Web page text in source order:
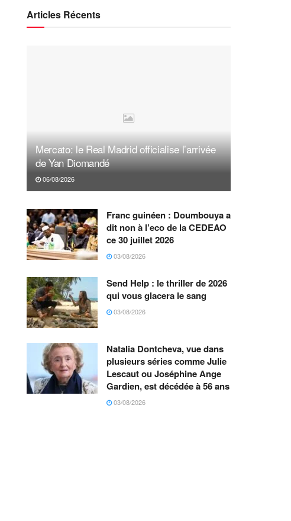
Articles Récents
Mercato: le Real Madrid officialise l’arrivée
de Yan Diomandé
06/08/2026
Franc guinéen : Doumbouya a
dit non à l’eco de la CEDEAO
ce 30 juillet 2026
03/08/2026
Send Help : le thriller de 2026
qui vous glacera le sang
03/08/2026
Natalia Dontcheva, vue dans
plusieurs séries comme Julie
Lescaut ou Joséphine Ange
Gardien, est décédée à 56 ans
03/08/2026